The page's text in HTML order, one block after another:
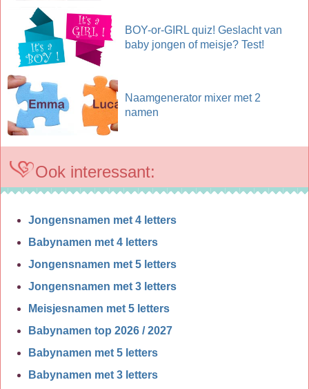
BOY-or-GIRL quiz! Geslacht van
baby jongen of meisje? Test!
Naamgenerator mixer met 2
namen
Ook interessant:
Jongensnamen met 4 letters
Babynamen met 4 letters
Jongensnamen met 5 letters
Jongensnamen met 3 letters
Meisjesnamen met 5 letters
Babynamen top 2026 / 2027
Babynamen met 5 letters
Babynamen met 3 letters